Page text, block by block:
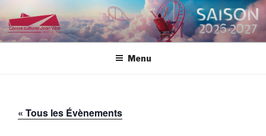
au
contenu
CENTRE CULTUREL JEAN
VILAR
Menu
« Tous les Évènements